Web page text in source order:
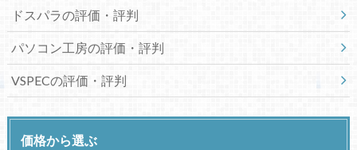
ドスパラの評価・評判
パソコン工房の評価・評判
VSPECの評価・評判
価格から選ぶ